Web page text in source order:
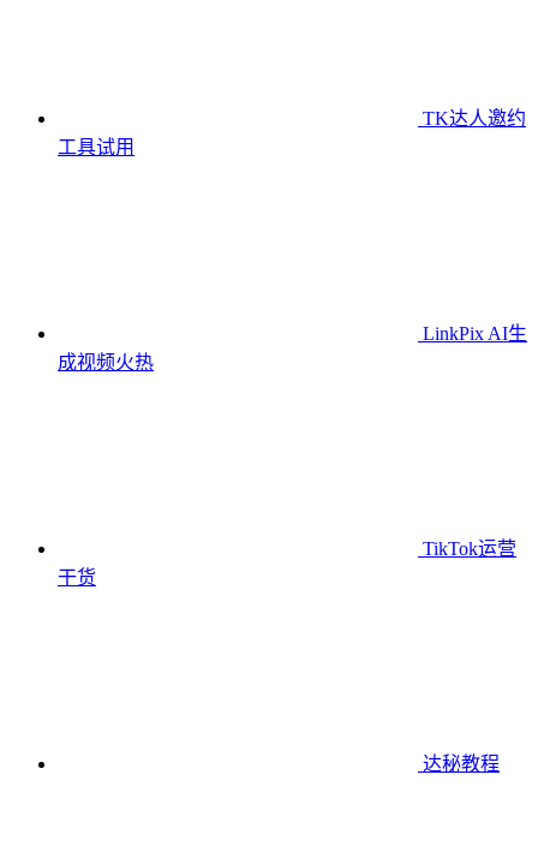
TK达人邀约
工具试用
LinkPix AI生
成视频火热
TikTok运营
干货
达秘教程